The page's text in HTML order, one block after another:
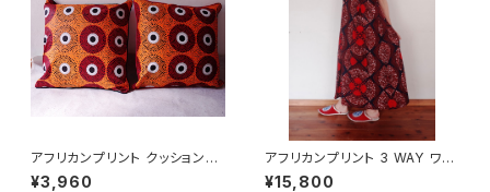
アフリカンプリント クッションカ
バー circles
¥3,960
アフリカンプリント 3 WAY ワン
ピース フレンチスリーブ
¥15,800